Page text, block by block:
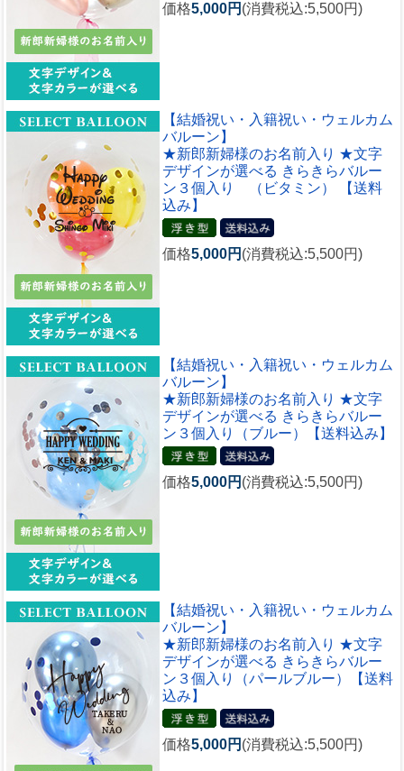
価格5,000円 (消費税込:5,500円)
【結婚祝い・入籍祝い・ウェルカム
バルーン】
★新郎新婦様のお名前入り ★文字
デザインが選べる きらきらバルー
ン３個入り （ビタミン） 【送料
込み】
価格5,000円 (消費税込:5,500円)
【結婚祝い・入籍祝い・ウェルカム
バルーン】
★新郎新婦様のお名前入り ★文字
デザインが選べる きらきらバルー
ン３個入り（ブルー）【送料込み】
価格5,000円 (消費税込:5,500円)
【結婚祝い・入籍祝い・ウェルカム
バルーン】
★新郎新婦様のお名前入り ★文字
デザインが選べる きらきらバルー
ン３個入り（パールブルー）【送料
込み】
価格5,000円 (消費税込:5,500円)